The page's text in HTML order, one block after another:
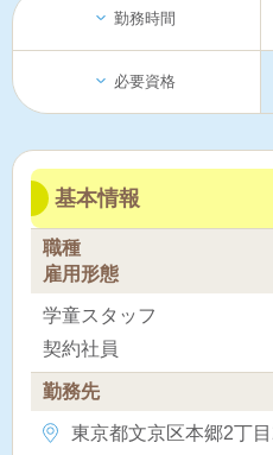
勤務時間
必要資格
基本情報
職種
雇用形態
学童スタッフ
契約社員
勤務先
東京都文京区本郷2丁